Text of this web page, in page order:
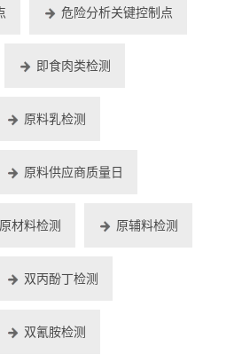
危险分析关键控制点
即食肉类检测
原料乳检测
原料供应商质量日
原材料检测 原辅料检测
双丙酚丁检测
双氰胺检测